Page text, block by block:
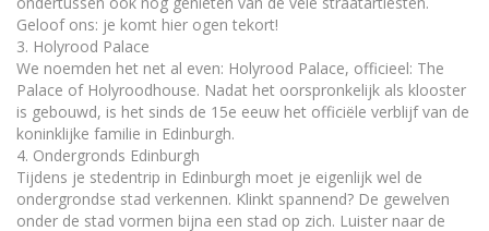
Geloof ons: je komt hier ogen tekort!
3. Holyrood Palace
We noemden het net al even: Holyrood Palace, officieel: The
Palace of Holyroodhouse. Nadat het oorspronkelijk als klooster
is gebouwd, is het sinds de 15e eeuw het officiële verblijf van de
koninklijke familie in Edinburgh.
4. Ondergronds Edinburgh
Tijdens je stedentrip in Edinburgh moet je eigenlijk wel de
ondergrondse stad verkennen. Klinkt spannend? De gewelven
onder de stad vormen bijna een stad op zich. Luister naar de